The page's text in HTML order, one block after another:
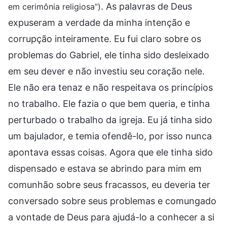
em cerimônia religiosa”). As palavras de Deus
expuseram a verdade da minha intenção e
corrupção inteiramente. Eu fui claro sobre os
problemas do Gabriel, ele tinha sido desleixado
em seu dever e não investiu seu coração nele.
Ele não era tenaz e não respeitava os princípios
no trabalho. Ele fazia o que bem queria, e tinha
perturbado o trabalho da igreja. Eu já tinha sido
um bajulador, e temia ofendê-lo, por isso nunca
apontava essas coisas. Agora que ele tinha sido
dispensado e estava se abrindo para mim em
comunhão sobre seus fracassos, eu deveria ter
conversado sobre seus problemas e comungado
a vontade de Deus para ajudá-lo a conhecer a si